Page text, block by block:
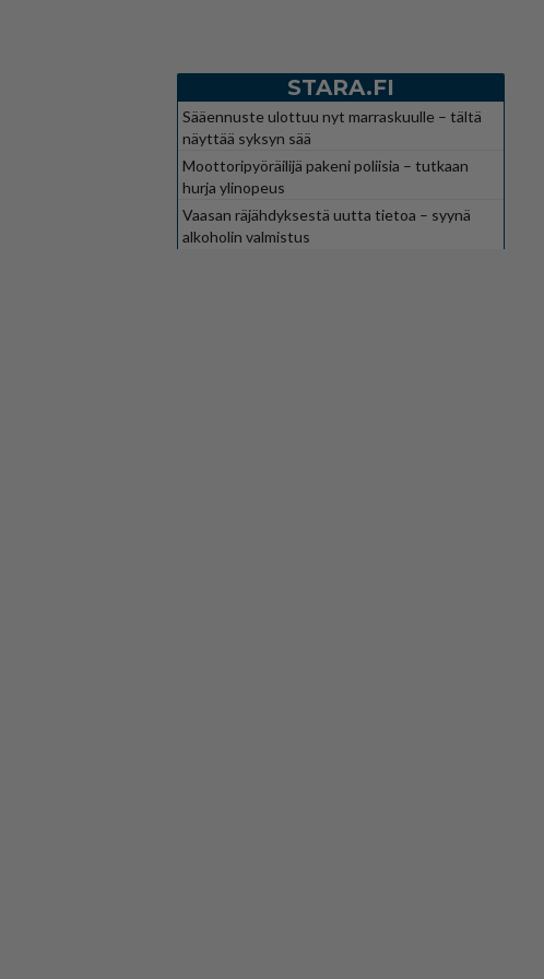
STARA.FI
Sääennuste ulottuu nyt marraskuulle – tältä
näyttää syksyn sää
Moottoripyöräilijä pakeni poliisia – tutkaan
hurja ylinopeus
Vaasan räjähdyksestä uutta tietoa – syynä
alkoholin valmistus